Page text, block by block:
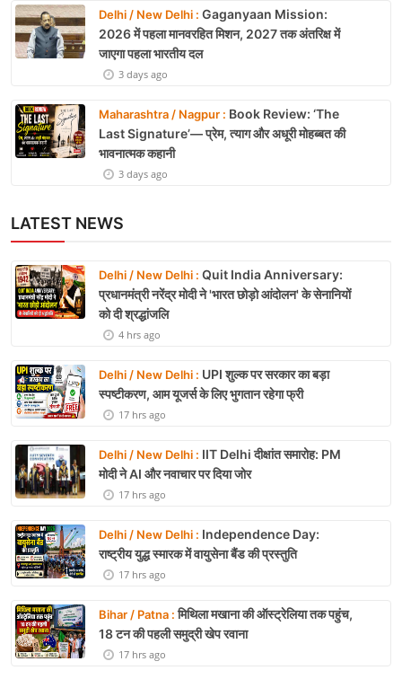
Delhi / New Delhi : Gaganyaan Mission:
2026 में पहला मानवरहित मिशन, 2027 तक अंतरिक्ष में
जाएगा पहला भारतीय दल
3 days ago
Maharashtra / Nagpur : Book Review: ‘The
Last Signature’— प्रेम, त्याग और अधूरी मोहब्बत की
भावनात्मक कहानी
3 days ago
LATEST NEWS
Delhi / New Delhi : Quit India Anniversary:
प्रधानमंत्री नरेंद्र मोदी ने 'भारत छोड़ो आंदोलन' के सेनानियों
को दी श्रद्धांजलि
4 hrs ago
Delhi / New Delhi : UPI शुल्क पर सरकार का बड़ा
स्पष्टीकरण, आम यूजर्स के लिए भुगतान रहेगा फ्री
17 hrs ago
Delhi / New Delhi : IIT Delhi दीक्षांत समारोह: PM
मोदी ने AI और नवाचार पर दिया जोर
17 hrs ago
Delhi / New Delhi : Independence Day:
राष्ट्रीय युद्ध स्मारक में वायुसेना बैंड की प्रस्तुति
17 hrs ago
Bihar / Patna :मिथिला मखाना की ऑस्ट्रेलिया तक पहुंच,
18 टन की पहली समुद्री खेप रवाना
17 hrs ago